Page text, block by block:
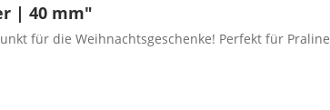
| 40 mm"
für die Weihnachtsgeschenke! Perfekt für